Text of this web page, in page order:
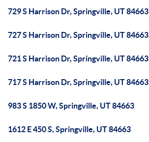
729 S Harrison Dr, Springville, UT 84663
727 S Harrison Dr, Springville, UT 84663
721 S Harrison Dr, Springville, UT 84663
717 S Harrison Dr, Springville, UT 84663
983 S 1850 W, Springville, UT 84663
1612 E 450 S, Springville, UT 84663